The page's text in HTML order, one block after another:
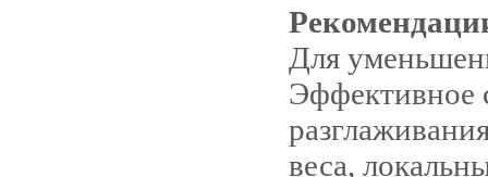
Для
Эффективное
веса,